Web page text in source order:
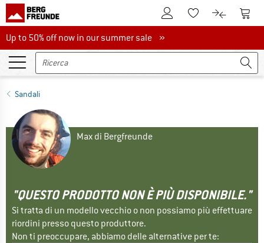
Al conto clienteAlla lista
Al Al
Up to 50% off now in our summer sale
Up to 50% off now in our summer sale »
Sandali
Max di Bergfreunde
"QUESTO PRODOTTO NON È PIÙ DISPONIBILE."
Si tratta di un modello vecchio o non possiamo più effettuare
riordini presso questo produttore.
Non ti preoccupare, abbiamo delle alternative per te: